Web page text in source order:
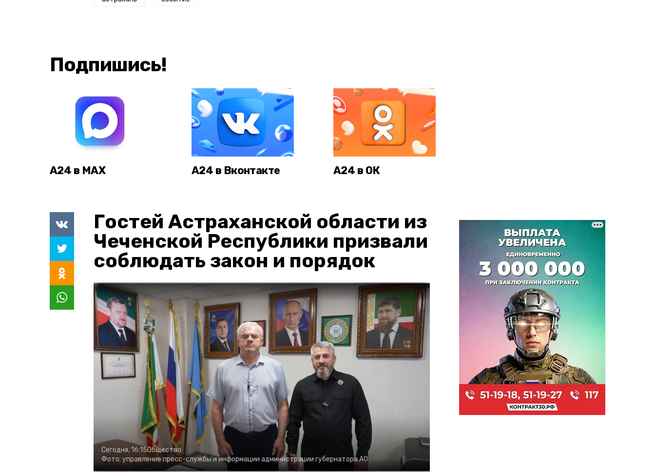
Подпишись!
А24 в MAX А24 в Вконтакте А24 в ОК
Гостей Астраханской области из
Чеченской Республики призвали
соблюдать закон и порядок
Сегодня, 16:15Общество
Фото: управление пресс-службы и информации администрации губернатора АО